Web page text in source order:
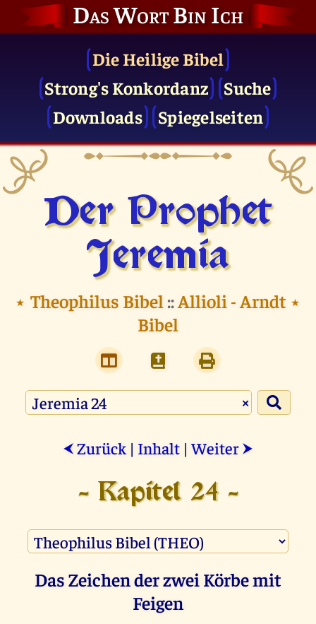
Das Wort Bin Ich
Die Heilige Bibel
Strong's Konkordanz
Suche
Downloads
Spiegelseiten
Der Prophet
Jeremia
⭑ Theophilus Bibel ::Allioli - Arndt
Bibel
⭑
×
⮜ Zurück | Inhalt |Weiter ⮞
- Kapitel 24 -
Das Zeichen der zwei Körbe mit
Feigen